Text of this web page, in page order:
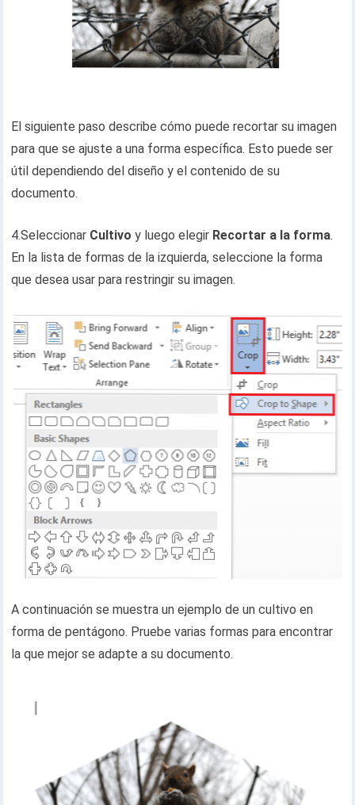
El siguiente paso describe cómo puede recortar su imagen
para que se ajuste a una forma específica. Esto puede ser
útil dependiendo del diseño y el contenido de su
documento.
4.Seleccionar Cultivo y luego elegir Recortar a la forma.
En la lista de formas de la izquierda, seleccione la forma
que desea usar para restringir su imagen.
A continuación se muestra un ejemplo de un cultivo en
forma de pentágono. Pruebe varias formas para encontrar
la que mejor se adapte a su documento.